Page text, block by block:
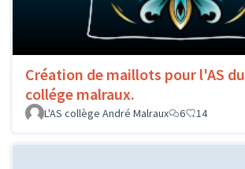
Création de maillots pour l'AS du
collége malraux.
L'AS collège André Malraux
6 14